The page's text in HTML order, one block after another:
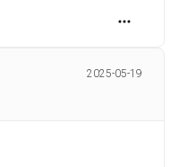
2025-05-19